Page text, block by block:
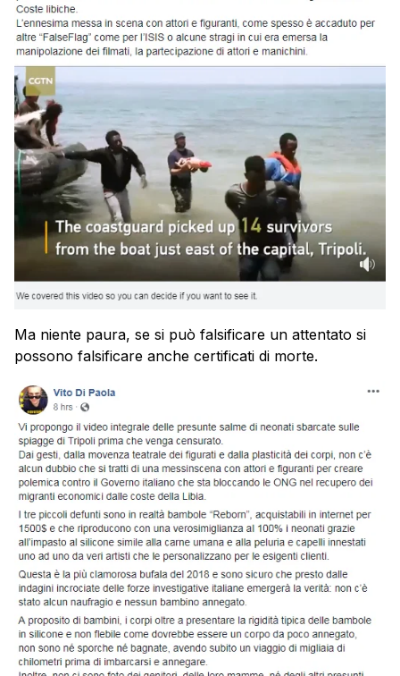
Ma niente paura, se si può falsificare un attentato si
possono falsificare anche certificati di morte.